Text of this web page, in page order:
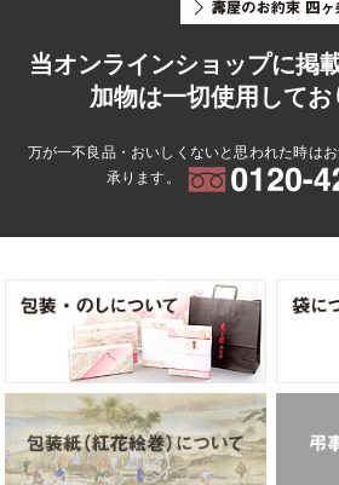
当オンラインショップに掲
加物は一切使用してお
万が一不良品・おいしくないと思われた時は
承ります。